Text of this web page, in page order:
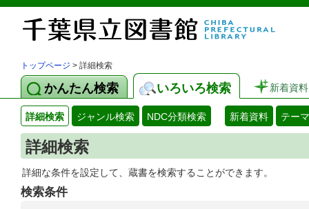
トップページ > 詳細検索
かんたん検索 いろいろ検索 新着資料
詳細検索 ジャンル検索 NDC分類検索 新着資料 テー
詳細検索
詳細な条件を設定して、蔵書を検索することができます。
検索条件